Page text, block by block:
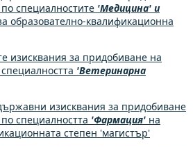
специалностите 'Медицина' и
образователно-квалификационна
изисквания за придобиване на
'Ветеринарна
изисквания за придобиване
специалността 'Фармация' на
степен 'магистър'